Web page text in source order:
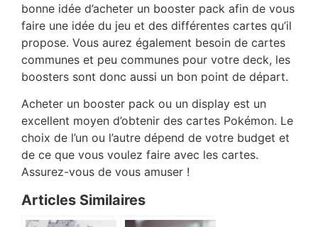
bonne idée d’acheter un booster pack afin de vous
faire une idée du jeu et des différentes cartes qu’il
propose. Vous aurez également besoin de cartes
communes et peu communes pour votre deck, les
boosters sont donc aussi un bon point de départ.
Acheter un booster pack ou un display est un
excellent moyen d’obtenir des cartes Pokémon. Le
choix de l’un ou l’autre dépend de votre budget et
de ce que vous voulez faire avec les cartes.
Assurez-vous de vous amuser !
Articles Similaires